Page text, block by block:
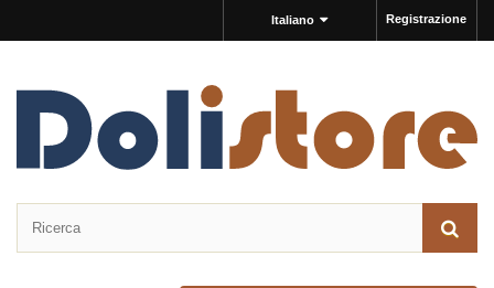
Registrazione
Italiano